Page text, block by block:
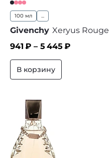
100 мл ...
Givenchy Xeryus Rouge
941 ₽ – 5 445 ₽
В корзину